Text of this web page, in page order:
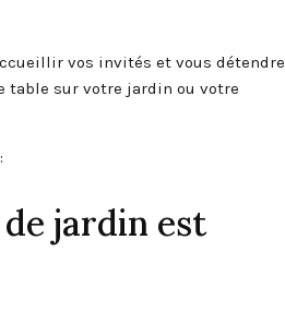
vos invités et vous détendre
table sur votre jardin ou votre
jardin est